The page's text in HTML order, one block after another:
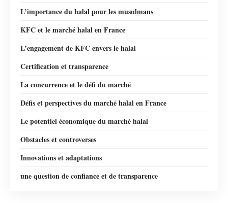
L’importance du halal pour les musulmans
KFC et le marché halal en France
L’engagement de KFC envers le halal
Certification et transparence
La concurrence et le défi du marché
Défis et perspectives du marché halal en France
Le potentiel économique du marché halal
Obstacles et controverses
Innovations et adaptations
une question de confiance et de transparence